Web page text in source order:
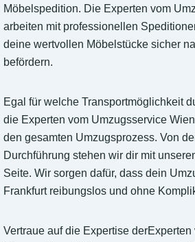
Möbelspedition. Die Experten vom
arbeiten mit professionellen
deine wertvollen Möbelstücke sicher
befördern.
Egal für welche Transportmöglichkeit
die Experten vom Umzugsservice
den gesamten Umzugsprozess. Von
Durchführung stehen wir dir mit
Seite. Wir sorgen dafür, dass dein
Frankfurt reibungslos und ohne
Vertraue auf die Expertise